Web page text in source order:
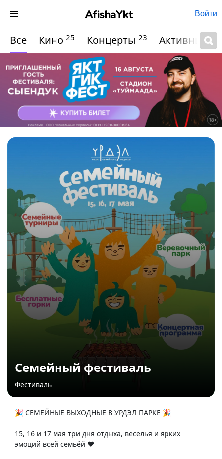
Войти
Все Кино 25 Концерты 23 Активный
Семейный фестиваль
Фестиваль
🎉 СЕМЕЙНЫЕ ВЫХОДНЫЕ В УРДЭЛ ПАРКЕ 🎉
15, 16 и 17 мая три дня отдыха, веселья и ярких
эмоций всей семьёй ❤️